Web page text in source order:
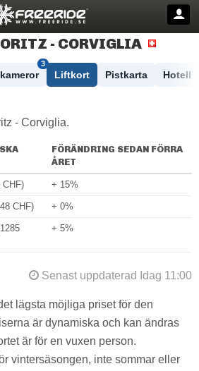
- CORVIGLIA
3
Liftkort Pistkarta Hotell
- Corviglia.
FÖRÄNDRING SEDAN FÖRRA
ÅRET
CHF) + 15%
CHF) + 0%
+ 5%
Senast uppdaterad Idag 11:00
lägsta möjliga priset för den
är dynamiska och kan ändras
är för en vuxen person.
vintersäsongen, inte sommar eller